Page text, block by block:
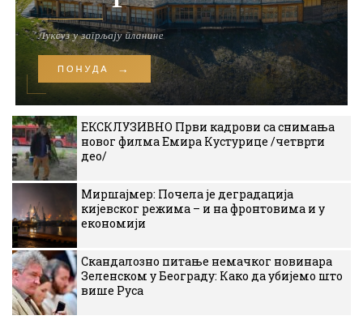
ЕКСКЛУЗИВНО Први кадрови са снимања
новог филма Емира Кустурице /четврти
део/
Миршајмер: Почела је деградација
кијевског режима – и на фронтовима и у
економији
Скандалозно питање немачког новинара
Зеленском у Београду: Како да убијемо што
више Руса